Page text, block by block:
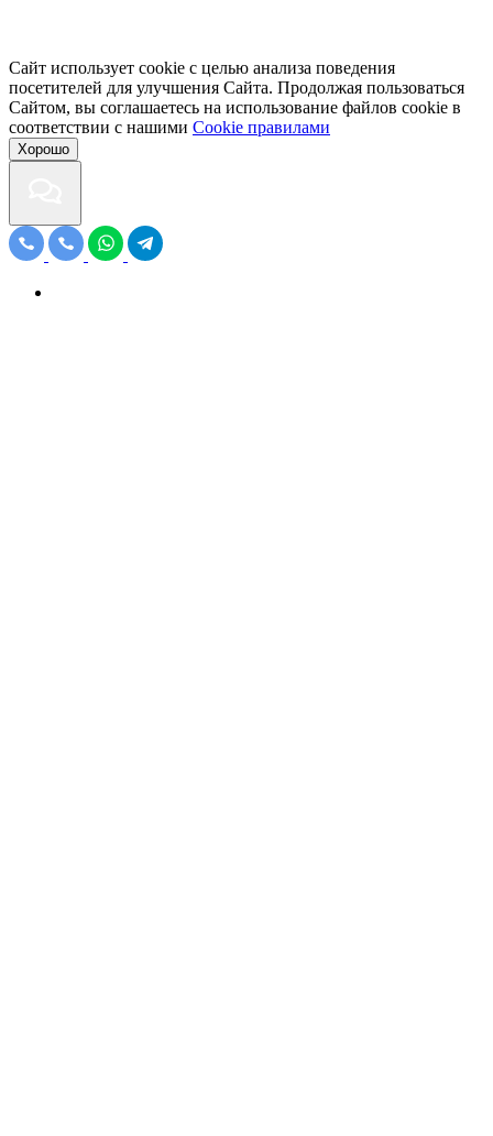
Сайт использует cookie с целью анализа поведения
посетителей для улучшения Сайта. Продолжая пользоваться
Сайтом, вы соглашаетесь на использование файлов cookie в
соответствии с нашими Cookiе правилами
Хорошо